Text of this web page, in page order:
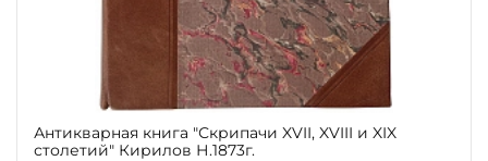
Антикварная книга "Скрипачи XVII, XVIII и XIX
столетий" Кирилов Н.1873г.